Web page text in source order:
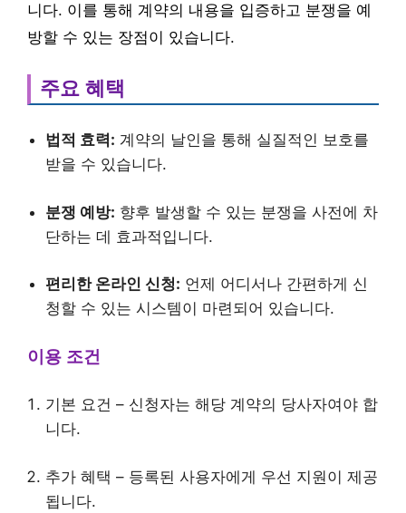
니다. 이를 통해 계약의 내용을 입증하고 분쟁을 예
방할 수 있는 장점이 있습니다.
주요 혜택
법적 효력: 계약의 날인을 통해 실질적인 보호를
받을 수 있습니다.
분쟁 예방: 향후 발생할 수 있는 분쟁을 사전에 차
단하는 데 효과적입니다.
편리한 온라인 신청: 언제 어디서나 간편하게 신
청할 수 있는 시스템이 마련되어 있습니다.
이용 조건
기본 요건 – 신청자는 해당 계약의 당사자여야 합
니다.
추가 혜택 – 등록된 사용자에게 우선 지원이 제공
됩니다.